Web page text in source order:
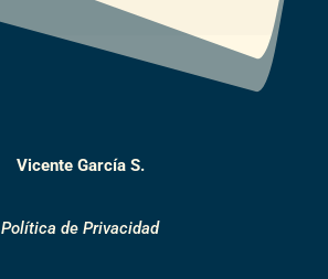
Vicente García S.
Política de Privacidad